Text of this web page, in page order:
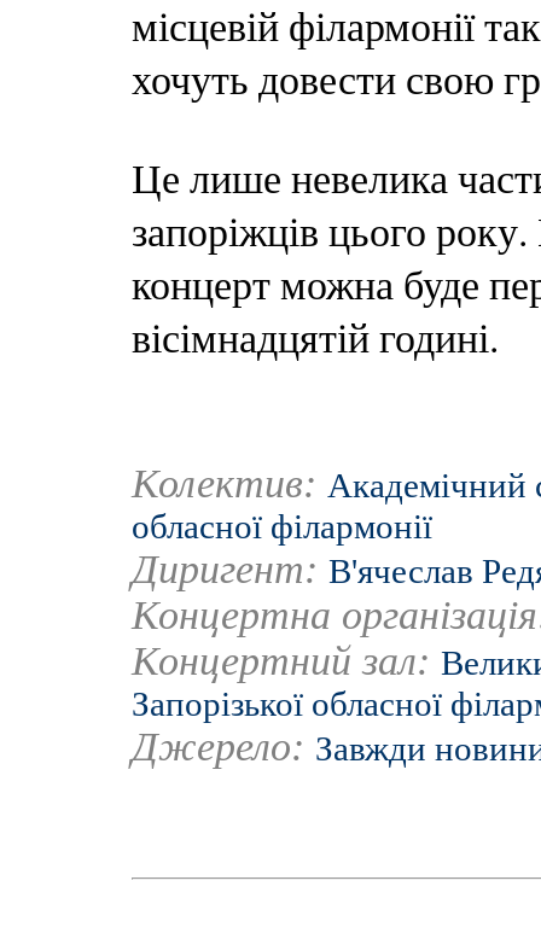
місцевій філармонії
хочуть довести свою
Це лише невелика
запоріжців цього
концерт можна буде
вісімнадцятій годині.
Колектив: Академічний
обласної філармонії
Диригент: В'ячеслав
Концертна
Концертний зал:
Запорізької обласної
Джерело: Завжди